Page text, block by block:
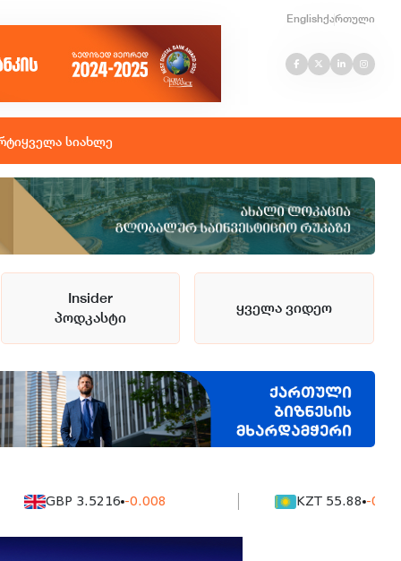
Englishქართული
ყველა სიახლე
Insider
პოდკასტი
ყველა ვიდეო
GBP 3.5216 -0.008 KZT 55.88 -0.0016